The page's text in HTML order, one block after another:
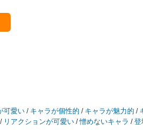
可愛い / キャラが個性的 / キャラが魅力的 /
/ リアクションが可愛い /憎めないキャラ /登